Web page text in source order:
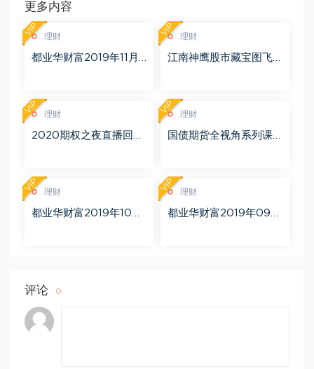
更多内容
理财
都业华财富2019年11月
VIP 理财
江南神鹰股市藏宝图飞
VIP
理财
2020期权之夜直播回放
VIP 理财
国债期货全视角系列课
VIP
理财
都业华财富2019年10月
VIP 理财
都业华财富2019年09月
VIP
评论 0